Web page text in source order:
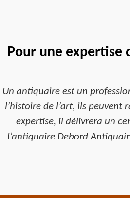
Pour une expertise
Un antiquaire est un
l’histoire de l’art, ils peuvent
expertise, il délivrera un
l’antiquaire Debord